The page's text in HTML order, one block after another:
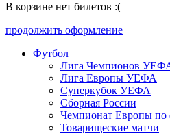
В корзине нет билетов :(
продолжить оформление
Футбол
Лига Чемпионов
Лига Европы УЕФА
Суперкубок УЕФА
Сборная России
Чемпионат Европы по
Товарищеские матчи